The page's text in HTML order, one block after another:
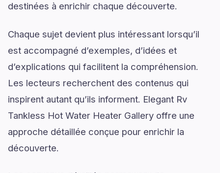
destinées à enrichir chaque découverte.
Chaque sujet devient plus intéressant lorsqu’il
est accompagné d’exemples, d’idées et
d’explications qui facilitent la compréhension.
Les lecteurs recherchent des contenus qui
inspirent autant qu’ils informent. Elegant Rv
Tankless Hot Water Heater Gallery offre une
approche détaillée conçue pour enrichir la
découverte.